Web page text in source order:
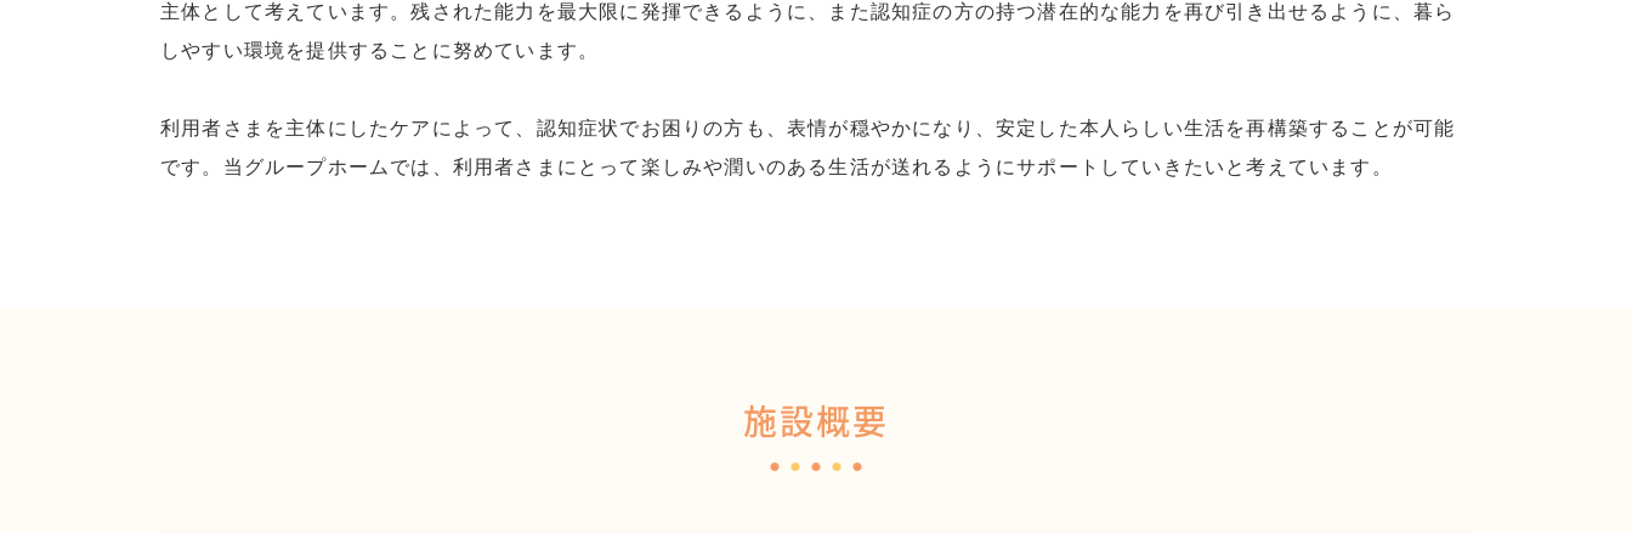
主体として考えています。残された能力を最大限に発揮できるように、また認知症の方の持つ潜在的な能力を再び引き出せるように、暮ら
しやすい環境を提供することに努めています。
利用者さまを主体にしたケアによって、認知症状でお困りの方も、表情が穏やかになり、安定した本人らしい生活を再構築することが可能
です。当グループホームでは、利用者さまにとって楽しみや潤いのある生活が送れるようにサポートしていきたいと考えています。
施設概要